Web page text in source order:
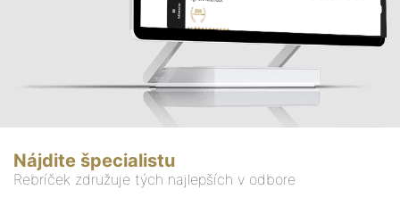
Nájdite špecialistu
Rebríček združuje tých najlepších v odbore